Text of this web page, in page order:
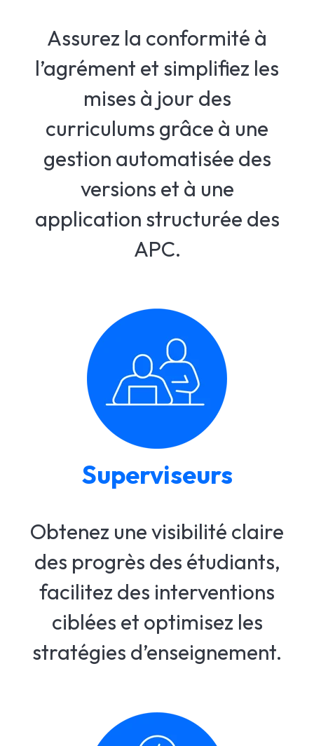
Assurez la conformité à
l’agrément et simplifiez les
mises à jour des
curriculums grâce à une
gestion automatisée des
versions et à une
application structurée des
APC.
Superviseurs
Obtenez une visibilité claire
des progrès des étudiants,
facilitez des interventions
ciblées et optimisez les
stratégies d’enseignement.